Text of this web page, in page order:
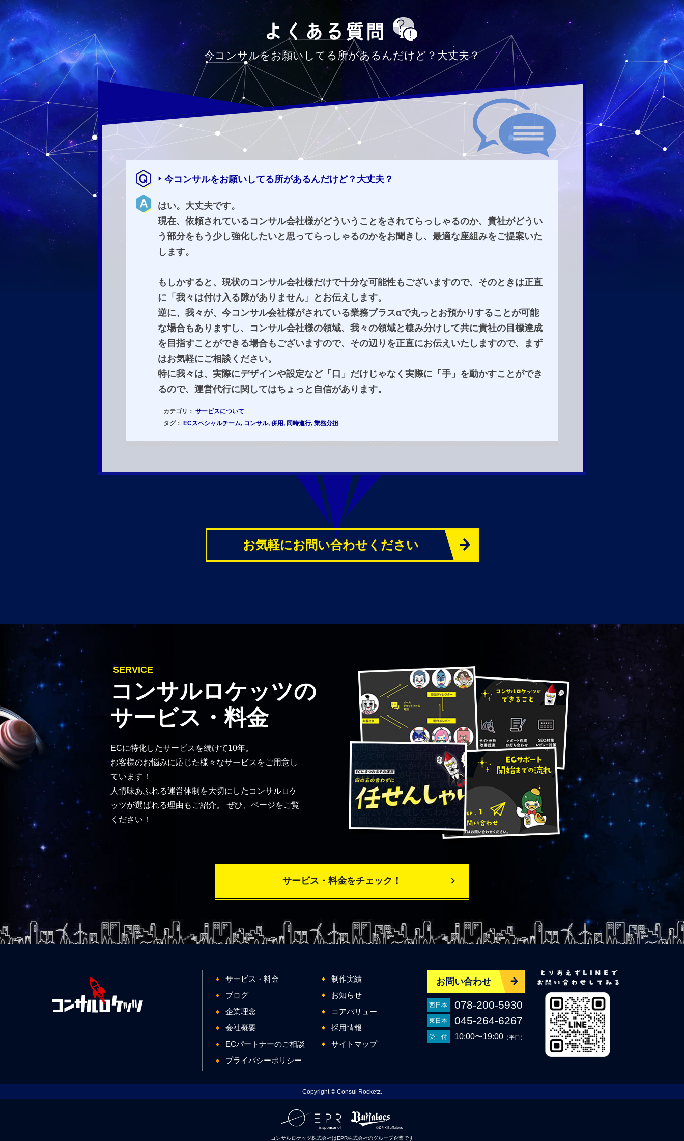
今コンサルをお願いしてる所があるんだけど？大丈夫？
今コンサルをお願いしてる所があるんだけど？大丈夫？
はい。大丈夫です。
現在、依頼されているコンサル会社様がどういうことをされてらっしゃるのか、貴社がどうい
う部分をもう少し強化したいと思ってらっしゃるのかをお聞きし、最適な座組みをご提案いた
します。
もしかすると、現状のコンサル会社様だけで十分な可能性もございますので、そのときは正直
に「我々は付け入る隙がありません」とお伝えします。
逆に、我々が、今コンサル会社様がされている業務プラスαで丸っとお預かりすることが可能
な場合もありますし、コンサル会社様の領域、我々の領域と棲み分けして共に貴社の目標達成
を目指すことができる場合もございますので、その辺りを正直にお伝えいたしますので、まず
はお気軽にご相談ください。
特に我々は、実際にデザインや設定など「口」だけじゃなく実際に「手」を動かすことができ
るので、運営代行に関してはちょっと自信があります。
カテゴリ： サービスについて
タグ：
ECスペシャルチーム, コンサル, 併用, 同時進行, 業務分担
お気軽にお問い合わせください
SERVICE
コンサルロケッツの
サービス・料金
ECに特化したサービスを続けて10年。
お客様のお悩みに応じた様々なサービスをご用意し
ています！
人情味あふれる運営体制を大切にしたコンサルロケ
ッツが選ばれる理由もご紹介。 ぜひ、ページをご覧
ください！
サービス・料金をチェック！
サービス・料金
制作実績
ブログ
お知らせ
企業理念
コアバリュー
会社概要
採用情報
ECパートナーのご相談
サイトマップ
プライバシーポリシー
お問い合わせ
西日本 078-200-5930
東日本 045-264-6267
受 付 10:00〜19:00（平日）
Copyright © Consul Rocketz.
コンサルロケッツ株式会社はEPR株式会社のグループ企業です